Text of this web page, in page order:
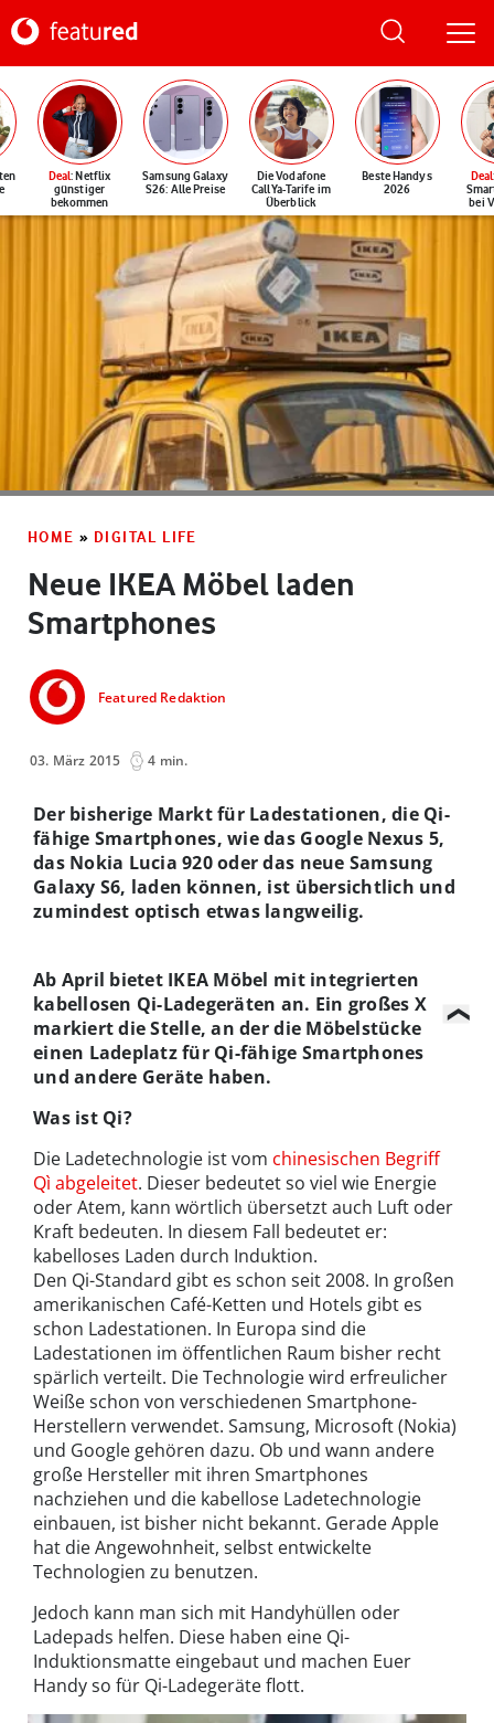
Deal: Netflix
günstiger
bekommen
Samsung Galaxy
S26: Alle Preise
Die Vodafone
CallYa-Tarife im
Überblick
Beste Handys
2026
Deal
bei
HOME » DIGITAL LIFE
Neue IKEA Möbel laden
Smartphones
Featured Redaktion
03. März 2015 4 min.
Der bisherige Markt für Ladestationen, die Qi-
fähige Smartphones, wie das Google Nexus 5,
das Nokia Lucia 920 oder das neue Samsung
Galaxy S6, laden können, ist übersichtlich und
zumindest optisch etwas langweilig.
Ab April bietet IKEA Möbel mit integrierten
kabellosen Qi-Ladegeräten an. Ein großes X
markiert die Stelle, an der die Möbelstücke
einen Ladeplatz für Qi-fähige Smartphones
und andere Geräte haben.
Was ist Qi?
Die Ladetechnologie ist vom chinesischen Begriff
Qì abgeleitet. Dieser bedeutet so viel wie Energie
oder Atem, kann wörtlich übersetzt auch Luft oder
Kraft bedeuten. In diesem Fall bedeutet er:
kabelloses Laden durch Induktion.
Den Qi-Standard gibt es schon seit 2008. In großen
amerikanischen Café-Ketten und Hotels gibt es
schon Ladestationen. In Europa sind die
Ladestationen im öffentlichen Raum bisher recht
spärlich verteilt. Die Technologie wird erfreulicher
Weiße schon von verschiedenen Smartphone-
Herstellern verwendet. Samsung, Microsoft (Nokia)
und Google gehören dazu. Ob und wann andere
große Hersteller mit ihren Smartphones
nachziehen und die kabellose Ladetechnologie
einbauen, ist bisher nicht bekannt. Gerade Apple
hat die Angewohnheit, selbst entwickelte
Technologien zu benutzen.
Jedoch kann man sich mit Handyhüllen oder
Ladepads helfen. Diese haben eine Qi-
Induktionsmatte eingebaut und machen Euer
Handy so für Qi-Ladegeräte flott.